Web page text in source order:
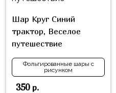
Шар Круг Синий
трактор, Веселое
путешествие
Фольгированные шары с
рисунком
350р.
Куклы
ЛОЛ
Для
Него
Для
Неё